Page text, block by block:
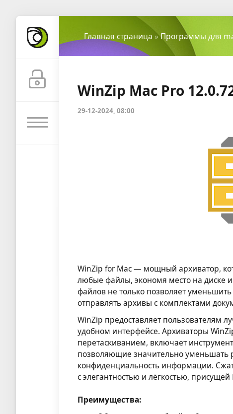
Главная страница »Программы для
WinZip Mac Pro
29-12-2024, 08:00
WinZip for Mac — мощный архиватор,
любые файлы, экономя место на диске
файлов не только позволяет
отправлять архивы с комплектами
WinZip предоставляет пользователям
удобном интерфейсе. Архиваторы
перетаскиванием, включает
позволяющие значительно
конфиденциальность информации.
с элегантностью и лёгкостью,
Преимущества: